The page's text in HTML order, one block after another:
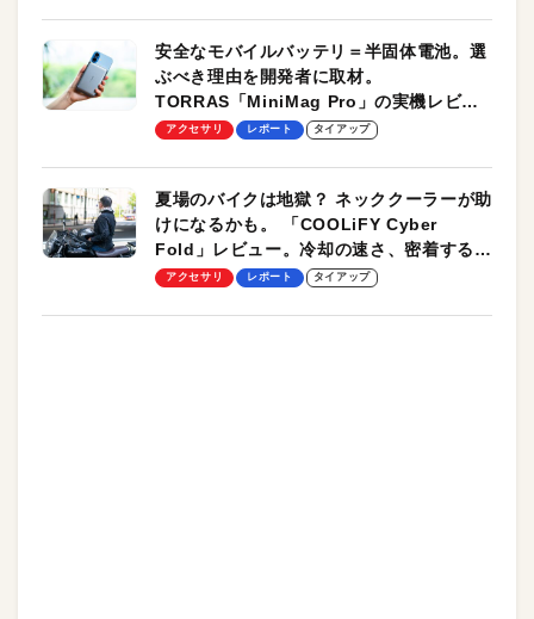
安全なモバイルバッテリ＝半固体電池。選
ぶべき理由を開発者に取材。
TORRAS「MiniMag Pro」の実機レビュ
ーも
アクセサリ レポート タイアップ
夏場のバイクは地獄？ ネッククーラーが助
けになるかも。 「COOLiFY Cyber
Fold」レビュー。冷却の速さ、密着する冷
却プレート、シンプルな操作性がグッド！
アクセサリ レポート タイアップ